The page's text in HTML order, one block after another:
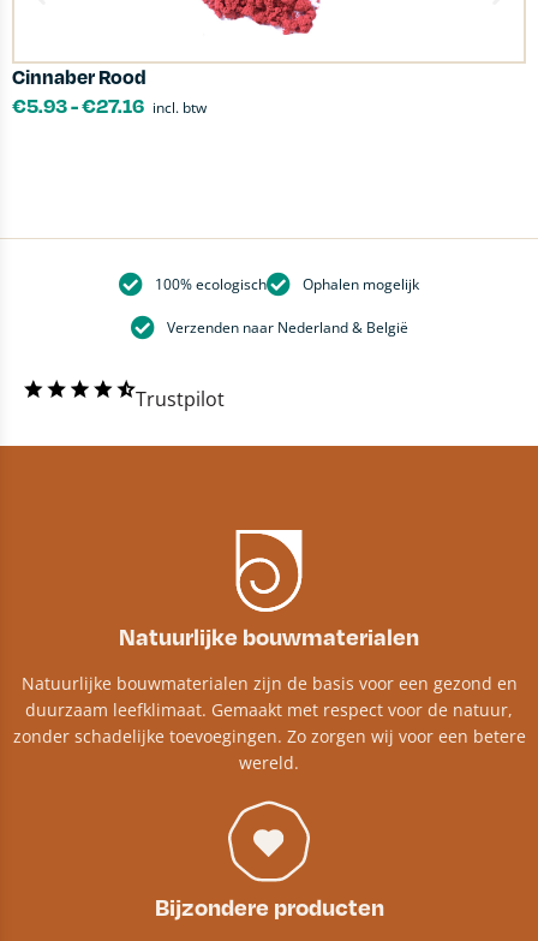
Cinnaber Rood
€5.93-€27.16 incl. btw
100% ecologisch Ophalen mogelijk
Verzenden naar Nederland & België
Trustpilot
Natuurlijke bouwmaterialen
Natuurlijke bouwmaterialen zijn de basis voor een gezond en
duurzaam leefklimaat. Gemaakt met respect voor de natuur,
zonder schadelijke toevoegingen. Zo zorgen wij voor een betere
wereld.
Bijzondere producten